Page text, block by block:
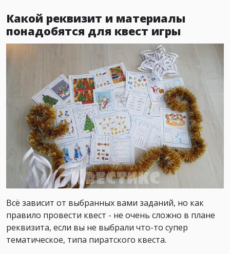
Какой реквизит и материалы
понадобятся для квест игры
Всё зависит от выбранных вами заданий, но как
правило провести квест - не очень сложно в плане
реквизита, если вы не выбрали что-то супер
тематическое, типа пиратского квеста.